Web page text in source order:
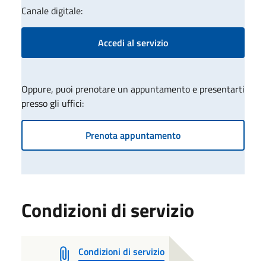
Canale digitale:
Accedi al servizio
Oppure, puoi prenotare un appuntamento e presentarti
presso gli uffici:
Prenota appuntamento
Condizioni di servizio
Condizioni di servizio